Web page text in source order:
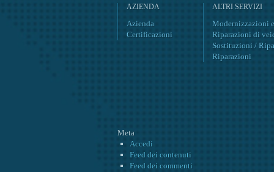
AZIENDA
Azienda
Certificazioni
ALTRI SERVIZI
Modernizzazioni
Riparazioni di
Sostituzioni /
Riparazioni
Meta
Accedi
Feed dei contenuti
Feed dei commenti